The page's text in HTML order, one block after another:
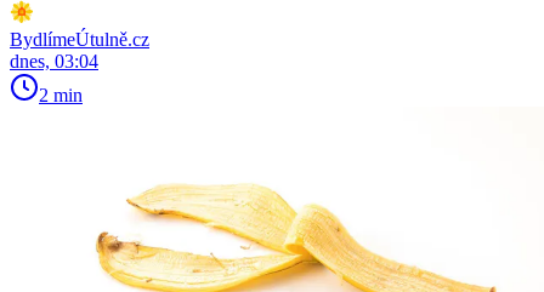
BydlímeÚtulně.cz
dnes, 03:04
2 min